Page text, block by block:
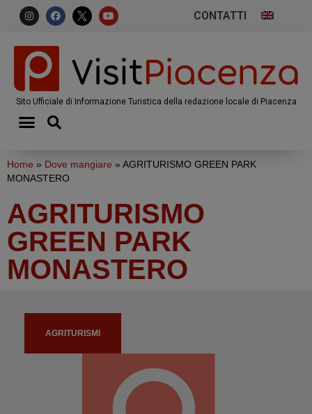
CONTATTI
Sito Ufficiale di Informazione Turistica della redazione locale di Piacenza
Home » Dove mangiare » AGRITURISMO GREEN PARK
MONASTERO
AGRITURISMO
GREEN PARK
MONASTERO
AGRITURISMI